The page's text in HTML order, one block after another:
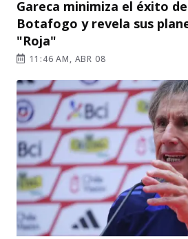
Gareca minimiza el éxito
Botafogo y revela sus
"Roja"
11:46 AM, ABR 08